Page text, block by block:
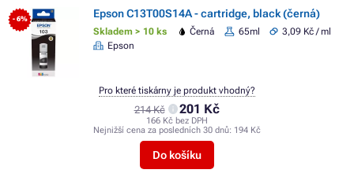
- 6% Epson C13T00S14A - cartridge, black (černá)
Skladem > 10 ks Černá 65ml
3,09 Kč / ml
Epson
214 Kč 201 Kč
166 Kč bez DPH
Nejnižší cena za posledních 30 dnů: 194 Kč
Do košíku
Pro které tiskárny je produkt vhodný?